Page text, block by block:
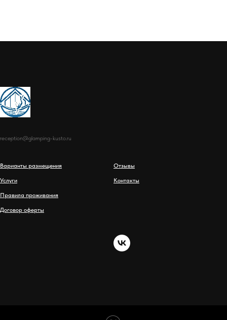
reception@glamping-kusto.ru
Варианты размещения
Услуги
Правила проживания
Договор оферты
Отзывы
Контакты